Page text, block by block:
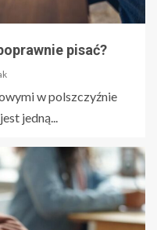
pisać?
w polszczyźnie
jedną...